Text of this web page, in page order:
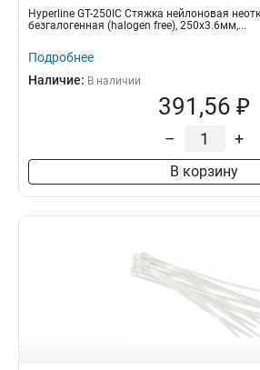
Hyperline GT-250IC Стяжка нейлоновая
безгалогенная (halogen free), 250x3.6мм,...
Подробнее
Наличие: В наличии
391,56 ₽
– +
В корзину